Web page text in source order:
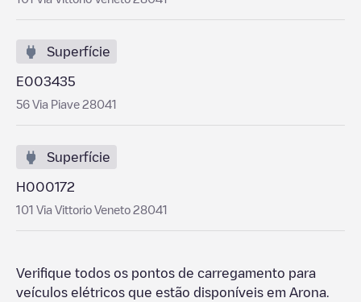
Superfície
E003435
56 Via Piave 28041
Superfície
H000172
101 Via Vittorio Veneto 28041
Verifique todos os pontos de carregamento para
veículos elétricos que estão disponíveis em Arona